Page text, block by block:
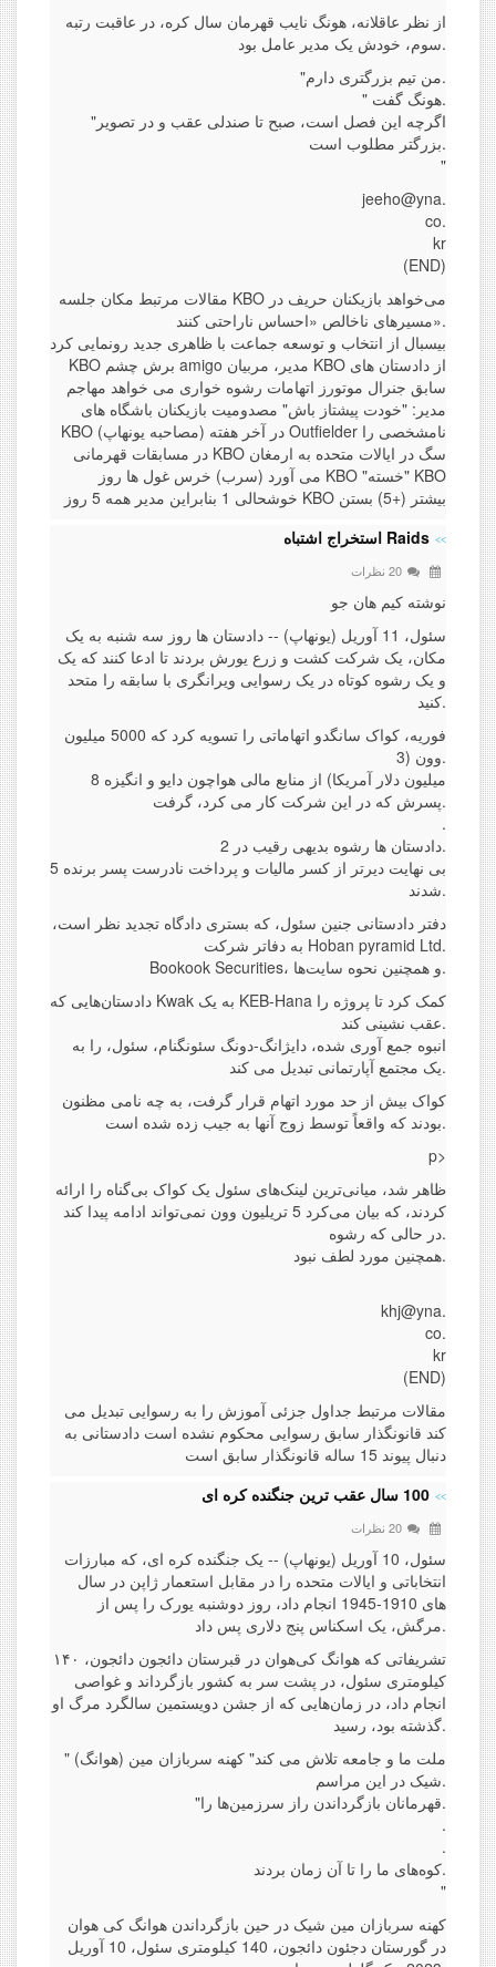
از نظر عاقلانه، هونگ نایب قهرمان سال کره، در عاقبت رتبه
سوم، خودش یک مدیر عامل بود.
"من تیم بزرگتری دارم.
" هونگ گفت.
"اگرچه این فصل است، صبح تا صندلی عقب و در تصویر
بزرگتر مطلوب است.
"
jeeho@yna.
co.
kr
(END)
مقالات مرتبط مکان جلسه KBO می‌خواهد بازیکنان حریف در
مسیرهای ناخالص «احساس ناراحتی کنند».
بیسبال از انتخاب و توسعه جماعت با ظاهری جدید رونمایی کرد
KBO برش چشم amigo مدیر، مربیان KBO از دادستان های
سابق جنرال موتورز اتهامات رشوه خواری می خواهد مهاجم
مدیر: "خودت پیشتاز باش" مصدومیت بازیکنان باشگاه های
KBO در آخر هفته (مصاحبه یونهاپ) Outfielder نامشخصی را
در مسابقات قهرمانی KBO سگ در ایالات متحده به ارمغان
می آورد (سرب) خرس غول ها روز KBO "خسته" KBO
خوشحالی 1 بنابراین مدیر همه 5 روز KBO بیشتر (+5) بستن
Raids استخراج اشتباه
20 نظرات
نوشته کیم هان جو
سئول، 11 آوریل (یونهاپ) -- دادستان ها روز سه شنبه به یک
مکان، یک شرکت کشت و زرع یورش بردند تا ادعا کنند که یک
و یک رشوه کوتاه در یک رسوایی ویرانگری با سابقه را متحد
کنید.
فوریه، کواک سانگدو اتهاماتی را تسویه کرد که 5000 میلیون
وون (3.
8 میلیون دلار آمریکا) از منابع مالی هواچون دایو و انگیزه
پسرش که در این شرکت کار می کرد، گرفت.
.
دادستان ها رشوه بدیهی رقیب در 2.
5 بی نهایت دیرتر از کسر مالیات و پرداخت نادرست پسر برنده
شدند.
دفتر دادستانی جنین سئول، که بستری دادگاه تجدید نظر است،
به دفاتر شرکت Hoban pyramid Ltd.
Bookook Securities، و همچنین نحوه سایت‌ها.
دادستان‌هایی که Kwak به یک KEB-Hana کمک کرد تا پروژه را
عقب نشینی کند.
انبوه جمع آوری شده، دایژانگ-دونگ سئونگنام، سئول، را به
یک مجتمع آپارتمانی تبدیل می کند.
کواک بیش از حد مورد اتهام قرار گرفت، به چه نامی مظنون
بودند که واقعاً توسط زوج آنها به جیب زده شده است.
p>
ظاهر شد، میانی‌ترین لینک‌های سئول یک کواک بی‌گناه را ارائه
کردند، که بیان می‌کرد 5 تریلیون وون نمی‌تواند ادامه پیدا کند
در حالی که رشوه.
همچنین مورد لطف نبود.
khj@yna.
co.
kr
(END)
مقالات مرتبط جداول جزئی آموزش را به رسوایی تبدیل می
کند قانونگذار سابق رسوایی محکوم نشده است دادستانی به
دنبال پیوند 15 ساله قانونگذار سابق است
100 سال عقب ترین جنگنده کره ای
20 نظرات
سئول، 10 آوریل (یونهاپ) -- یک جنگنده کره ای، که مبارزات
انتخاباتی و ایالات متحده را در مقابل استعمار ژاپن در سال
های 1910-1945 انجام داد، روز دوشنبه یورک را پس از
مرگش، یک اسکناس پنج دلاری پس داد.
تشریفاتی که هوانگ کی‌هوان در قبرستان دائجون دائجون، ۱۴۰
کیلومتری سئول، در پشت سر به کشور بازگرداند و غواصی
انجام داد، در زمان‌هایی که از جشن دویستمین سالگرد مرگ او
گذشته بود، رسید.
" (هوانگ) ملت ما و جامعه تلاش می کند" کهنه سربازان مین
شیک در این مراسم.
"قهرمانان بازگرداندن راز سرزمین‌ها را.
.
.
کوه‌های ما را تا آن زمان بردند.
"
کهنه سربازان مین شیک در حین بازگرداندن هوانگ کی هوان
در گورستان دجئون دائجون، 140 کیلومتری سئول، 10 آوریل